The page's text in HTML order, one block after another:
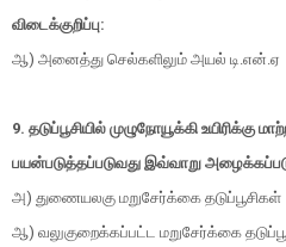
விடைக்குறிப்பு:
ஆ) அனைத்து செல்களிலும் அயல் டி.என்.ஏ
9. தடுப்பூசியில் முழுநோயூக்கி உயிரிக்கு
பயன்படுத்தப்படுவது இவ்வாறு
அ) துணையலகு மறுசேர்க்கை தடுப்பூசிகள்
ஆ) வலுகுறைக்கப்பட்ட மறுசேர்க்கை